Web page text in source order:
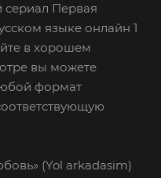
сериал Первая
языке онлайн 1
в хорошем
вы можете
формат
(Yol arkadasim)